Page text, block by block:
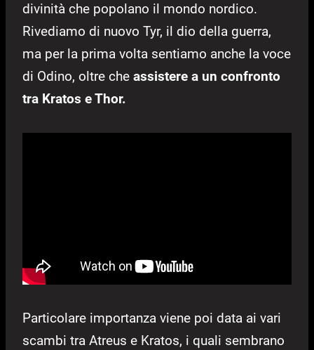
divinità che popolano il mondo nordico.
Rivediamo di nuovo Tyr, il dio della guerra,
ma per la prima volta sentiamo anche la voce
di Odino, oltre che assistere a un confronto
tra Kratos e Thor.
Particolare importanza viene poi data ai vari
scambi tra Atreus e Kratos, i quali sembrano